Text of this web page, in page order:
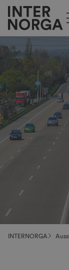
INTERNORGA